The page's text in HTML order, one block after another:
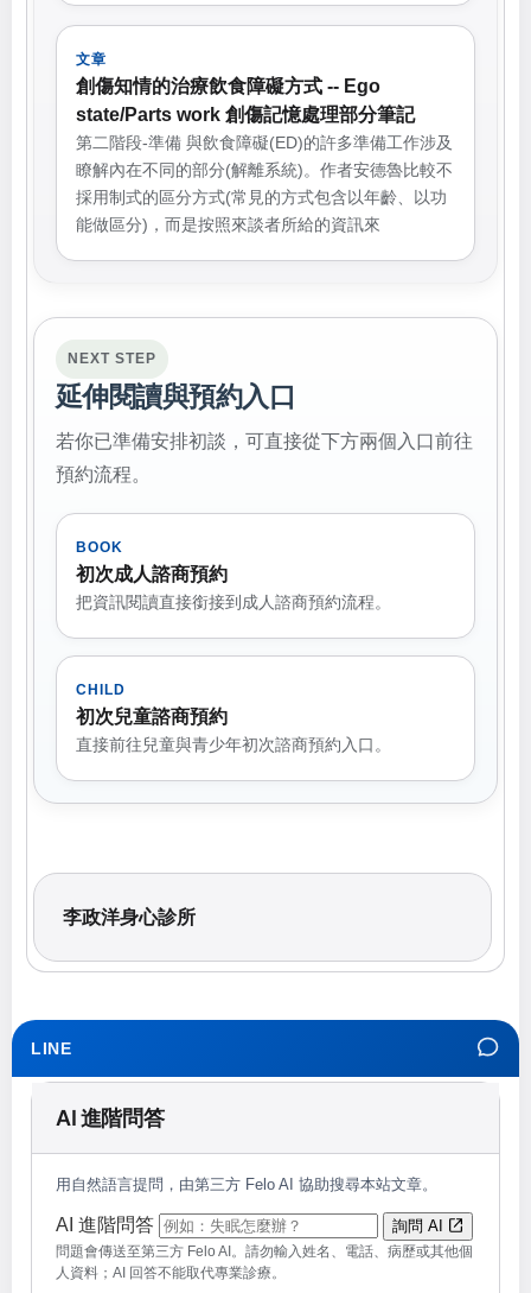
文章
創傷知情的治療飲食障礙方式 -- Ego
state/Parts work 創傷記憶處理部分筆記
第二階段-準備 與飲食障礙(ED)的許多準備工作涉及
瞭解內在不同的部分(解離系統)。作者安德魯比較不
採用制式的區分方式(常見的方式包含以年齡、以功
能做區分)，而是按照來談者所給的資訊來
NEXT STEP
延伸閱讀與預約入口
若你已準備安排初談，可直接從下方兩個入口前往
預約流程。
BOOK
初次成人諮商預約
把資訊閱讀直接銜接到成人諮商預約流程。
CHILD
初次兒童諮商預約
直接前往兒童與青少年初次諮商預約入口。
李政洋身心診所
LINE
AI 進階問答
用自然語言提問，由第三方 Felo AI 協助搜尋本站文章。
AI 進階問答 （可輸入自然語言問題；送出後會開啟 Felo
詢問 AI
問題會傳送至第三方 Felo AI。請勿輸入姓名、電話、病歷或其他個
人資料；AI 回答不能取代專業診療。